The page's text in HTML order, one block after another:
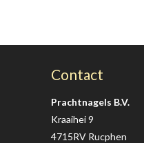
Contact
Prachtnagels B.V.
Kraaihei 9
4715RV Rucphen